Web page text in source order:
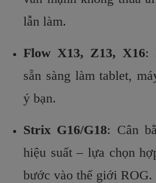
lẫn làm.
Flow X13, Z13, X16:
sẵn sàng làm tablet,
ý bạn.
Strix G16/G18: Cân
hiệu suất – lựa chọn
bước vào thế giới ROG.